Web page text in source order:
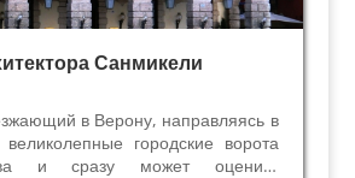
Санмикели
в Верону, направляясь в
городские ворота
и сразу может оценить